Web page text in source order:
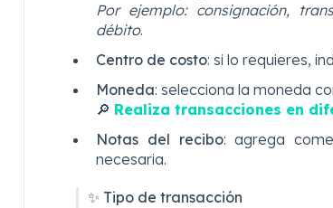
Por ejemplo: consignación,
débito.
Centro de costo: si lo requieres,
Moneda: selecciona la moneda
🔎 Realiza transacciones en
Notas del recibo: agrega
necesaria.
✨ Tipo de transacción